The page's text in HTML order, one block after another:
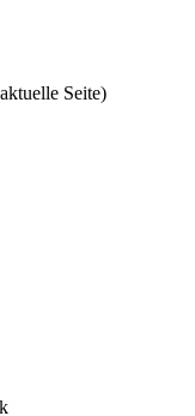
Seite)